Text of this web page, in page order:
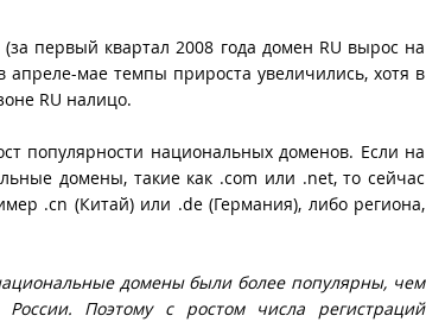
первый квартал 2008 года домен RU вырос на
апреле-мае темпы прироста увеличились, хотя в
RU налицо.
популярности национальных доменов. Если на
домены, такие как .com или .net, то сейчас
.cn (Китай) или .de (Германия), либо региона,
домены были более популярны, чем
Поэтому с ростом числа регистраций